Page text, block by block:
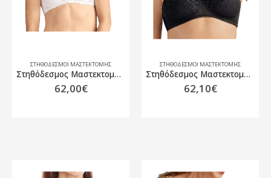
ΣΤΗΘΌΔΕΣΜΟΙ ΜΑΣΤΕΚΤΟΜΉΣ
Στηθόδεσμος Μαστεκτομής Amoena Jasmin SB Λευκό
62,00€
ΣΤΗΘΌΔΕΣΜΟΙ ΜΑΣΤΕΚΤΟΜΉΣ
Στηθόδεσμος Μαστεκτομής Amoena Karla SB Μαύρο
62,10€